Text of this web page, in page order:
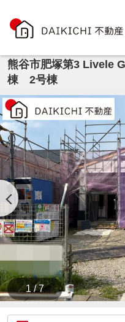
熊谷市肥塚第3
棟 2号棟
1 / 7